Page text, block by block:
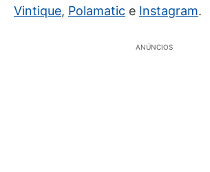
Vintique, Polamatic e Instagram.
ANÚNCIOS